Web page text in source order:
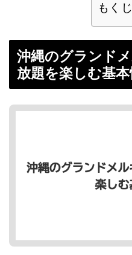
もくじ
沖縄のグランド
放題を楽しむ基